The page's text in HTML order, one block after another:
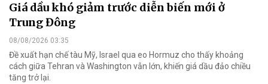
Giá dầu khó giảm trước diễn biến mới ở
Trung Đông
08/08/2026 03:35
Đề xuất hạn chế tàu Mỹ, Israel qua eo Hormuz cho thấy khoảng
cách giữa Tehran và Washington vẫn lớn, khiến giá dầu đảo chiều
tăng trở lại.